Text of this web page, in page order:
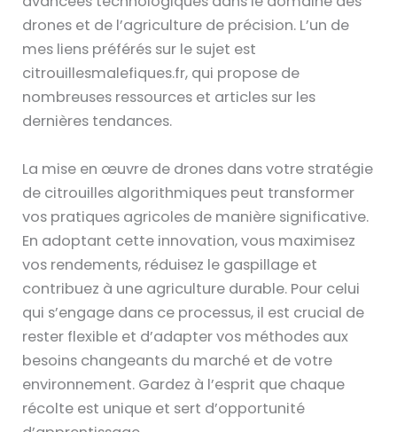
drones et de l’agriculture de précision. L’un de
mes liens préférés sur le sujet est
citrouillesmalefiques.fr, qui propose de
nombreuses ressources et articles sur les
dernières tendances.
La mise en œuvre de drones dans votre stratégie
de citrouilles algorithmiques peut transformer
vos pratiques agricoles de manière significative.
En adoptant cette innovation, vous maximisez
vos rendements, réduisez le gaspillage et
contribuez à une agriculture durable. Pour celui
qui s’engage dans ce processus, il est crucial de
rester flexible et d’adapter vos méthodes aux
besoins changeants du marché et de votre
environnement. Gardez à l’esprit que chaque
récolte est unique et sert d’opportunité